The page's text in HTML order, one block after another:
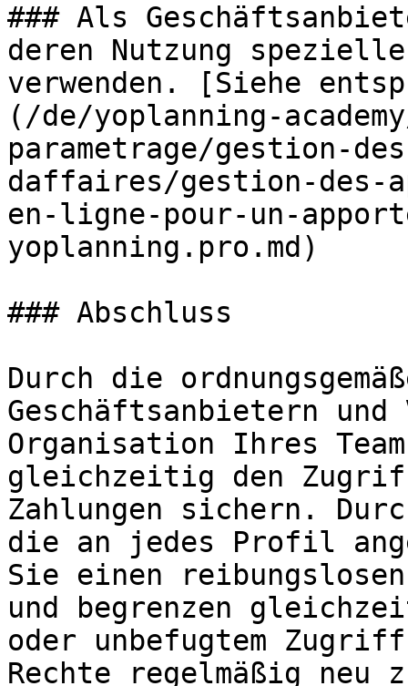
### Als
deren Nutzung spezielle
verwenden. [Siehe
(/de/yoplanning-
parametrage/gestion-
daffaires/gestion-des-
en-ligne-pour-un-
yoplanning.pro.md)
### Abschluss
Durch die
Geschäftsanbietern
Organisation Ihres
gleichzeitig den
Zahlungen sichern.
die an jedes Profil
Sie einen
und begrenzen
oder unbefugtem
Rechte regelmäßig neu